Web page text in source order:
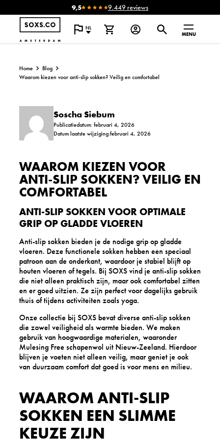
9,5 9.449 reviews
NL
MENU
Home
Blog
Waarom kiezen voor anti-slip sokken? Veilig en comfortabel
Soscha Siebum
Publicatiedatum: februari 4, 2026
Datum laatste wijziging:februari 4, 2026
WAAROM KIEZEN VOOR
ANTI-SLIP SOKKEN? VEILIG EN
COMFORTABEL
ANTI-SLIP SOKKEN VOOR OPTIMALE
GRIP OP GLADDE VLOEREN
Anti-slip sokken bieden je de nodige grip op gladde
vloeren. Deze functionele sokken hebben een speciaal
patroon aan de onderkant, waardoor je stabiel blijft op
houten vloeren of tegels. Bij SOXS vind je anti-slip sokken
die niet alleen praktisch zijn, maar ook comfortabel zitten
en er goed uitzien. Ze zijn perfect voor dagelijks gebruik
thuis of tijdens activiteiten zoals yoga.
Onze collectie bij SOXS bevat diverse anti-slip sokken
die zowel veiligheid als warmte bieden. We maken
gebruik van hoogwaardige materialen, waaronder
Mulesing Free schapenwol uit Nieuw-Zeeland. Hierdoor
blijven je voeten niet alleen veilig, maar geniet je ook
van duurzaam comfort dat goed is voor mens en milieu.
WAAROM ANTI-SLIP
SOKKEN EEN SLIMME
KEUZE ZIJN